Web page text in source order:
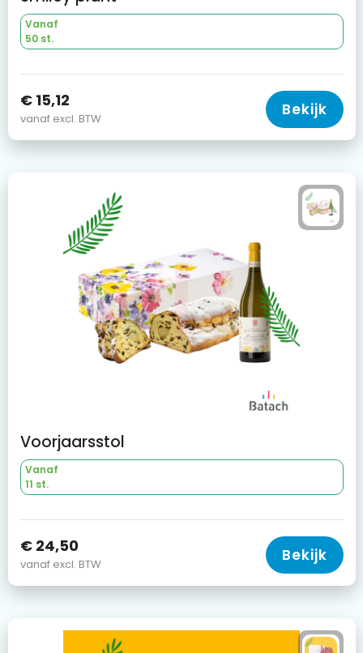
Vanaf
50 st.
€ 15,12
vanaf excl. BTW Bekijk
Voorjaarsstol
Vanaf
11 st.
€ 24,50
vanaf excl. BTW Bekijk